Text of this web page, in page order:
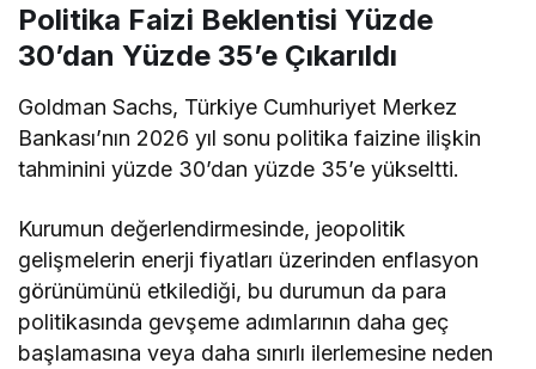
Politika Faizi Beklentisi Yüzde
30’dan Yüzde 35’e Çıkarıldı
Goldman Sachs, Türkiye Cumhuriyet Merkez
Bankası’nın 2026 yıl sonu politika faizine ilişkin
tahminini yüzde 30’dan yüzde 35’e yükseltti.
Kurumun değerlendirmesinde, jeopolitik
gelişmelerin enerji fiyatları üzerinden enflasyon
görünümünü etkilediği, bu durumun da para
politikasında gevşeme adımlarının daha geç
başlamasına veya daha sınırlı ilerlemesine neden